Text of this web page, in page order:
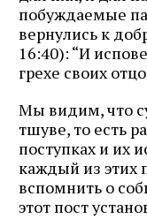
побуждаемые
вернулись к
16:40): “И
грехе своих
Мы видим, что
тшуве, то есть
поступках и их
каждый из этих
вспомнить о
этот пост